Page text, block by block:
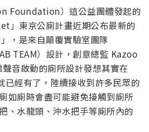
Foundation）這公益團體發起的
」東京公廁計畫近期公布最新的
，是來自顛覆實驗室團隊
TEAM）設計，創意總監 Kazoo
音啟動的廁所設計發想其實在
已經有了，陸續接收到許多民眾的
如廁時會盡可能避免接觸到廁所
、水龍頭、沖水把手等廁所內的